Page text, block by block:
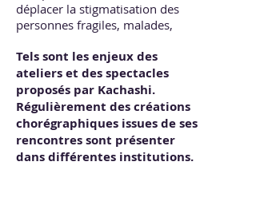
déplacer la stigmatisation des
personnes fragiles, malades,
Tels sont les enjeux des
ateliers et des spectacles
proposés par Kachashi.
Régulièrement des créations
chorégraphiques issues de ses
rencontres sont présenter
dans différentes institutions.